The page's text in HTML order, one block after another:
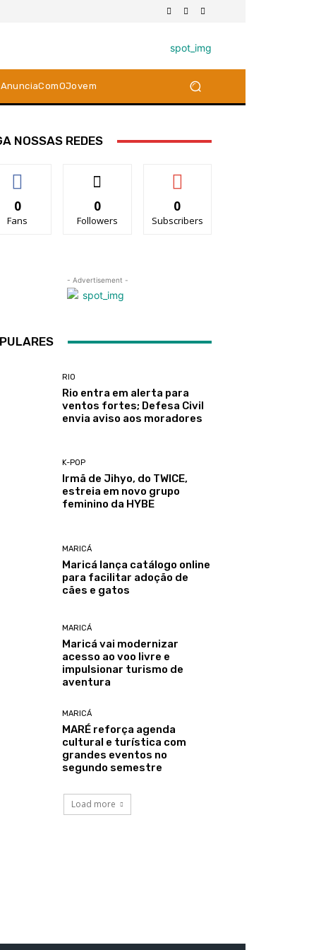
NOSSAS REDES
0
Fans
0
Followers
0
Subscribers
- Advertisement -
RIO
Rio entra em alerta para
ventos fortes; Defesa Civil
envia aviso aos moradores
K-POP
Irmã de Jihyo, do TWICE,
estreia em novo grupo
feminino da HYBE
MARICÁ
Maricá lança catálogo online
para facilitar adoção de
cães e gatos
MARICÁ
Maricá vai modernizar
acesso ao voo livre e
impulsionar turismo de
aventura
MARICÁ
MARÉ reforça agenda
cultural e turística com
grandes eventos no
segundo semestre
Load more